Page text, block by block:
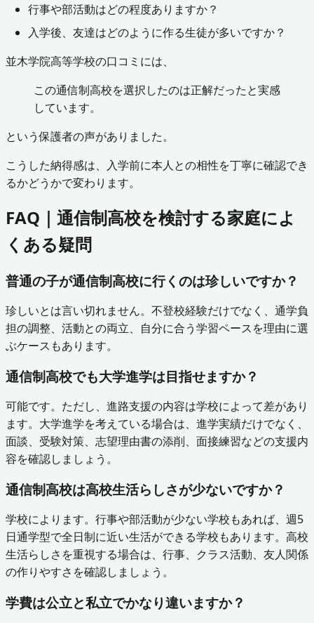
行事や部活動はどの程度ありますか？
入学後、友達はどのように作る生徒が多いですか？
並木学院高等学校の口コミには、
この通信制高校を選択したのは正解だったと実感
しています。
という保護者の声がありました。
こうした納得感は、入学前に本人との相性を丁寧に確認でき
るかどうかで変わります。
FAQ｜通信制高校を検討する家庭によ
くある疑問
普通の子が通信制高校に行くのは珍しいですか？
珍しいとは言い切れません。不登校経験だけでなく、通学負
担の調整、活動との両立、自分に合う学習ペースを理由に選
ぶケースもあります。
通信制高校でも大学進学は目指せますか？
可能です。ただし、進路支援の内容は学校によって差があり
ます。大学進学を考えている場合は、進学実績だけでなく、
面談、受験対策、志望理由書の添削、面接練習などの支援内
容を確認しましょう。
通信制高校は高校生活らしさが少ないですか？
学校によります。行事や部活動が少ない学校もあれば、週5
日通学型で全日制に近い生活ができる学校もあります。高校
生活らしさを重視する場合は、行事、クラス活動、友人関係
の作りやすさを確認しましょう。
学費は公立と私立でかなり違いますか？